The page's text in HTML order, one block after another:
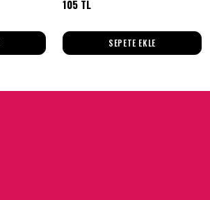
105 TL
SEPETE EKLE